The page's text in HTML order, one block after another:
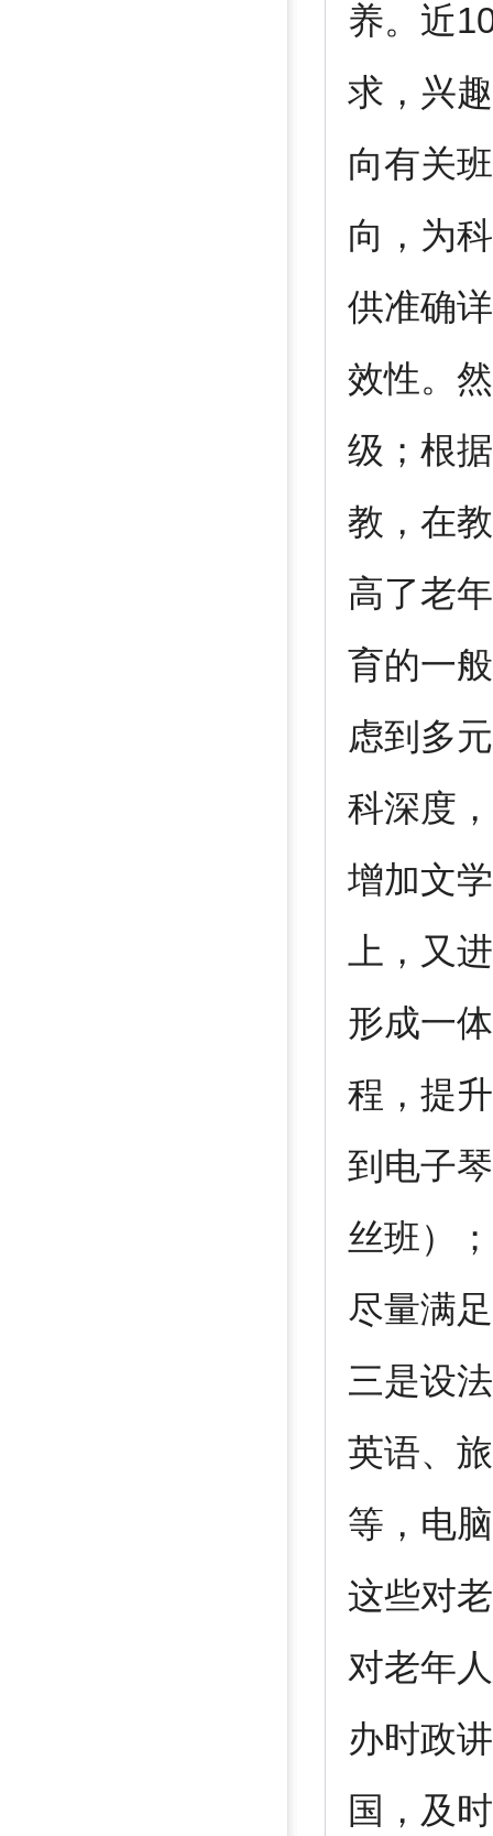
养。近
求，兴
向有关
向，为
供准确
效性。
级；根
教，在
高了老
育的一
虑到多
科深度
增加文
上，又
形成一
程，提
到电子
丝班）
尽量满
三是设
英语、
等，电
这些对
对老年
办时政
国，及